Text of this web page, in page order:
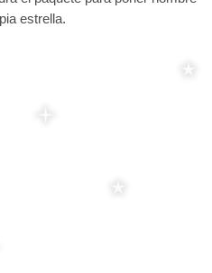
estrella.